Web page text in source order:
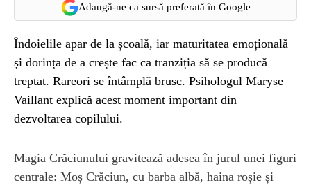
Adaugă-ne ca sursă preferată în Google
Îndoielile apar de la școală, iar maturitatea emoțională
și dorința de a crește fac ca tranziția să se producă
treptat. Rareori se întâmplă brusc. Psihologul Maryse
Vaillant explică acest moment important din
dezvoltarea copilului.
Magia Crăciunului gravitează adesea în jurul unei figuri
centrale: Moș Crăciun, cu barba albă, haina roșie și